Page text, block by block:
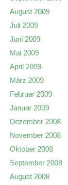
August 2009
Juli 2009
Juni 2009
Mai 2009
April 2009
März 2009
Februar 2009
Januar 2009
Dezember 2008
November 2008
Oktober 2008
September 2008
August 2008